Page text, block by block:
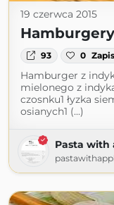
19 czerwca 2015
93 0
Hamburger z
mielonego z
czosnku1 łyzka
osianych1 (...)
Pasta with